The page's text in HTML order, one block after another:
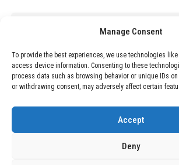
Manage Consent
To provide the best experiences, we use technologies
access device information. Consenting to these
process data such as browsing behavior or unique IDs
or withdrawing consent, may adversely affect certain
Accept
Deny